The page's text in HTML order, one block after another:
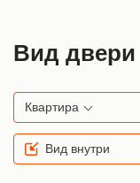
Вид двери
Квартира
Вид внутри